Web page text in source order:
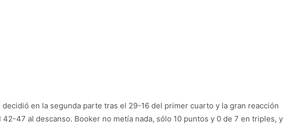
decidió en la segunda parte tras el 29-16 del primer cuarto y la gran reacción
42-47 al descanso. Booker no metía nada, sólo 10 puntos y 0 de 7 en triples, y